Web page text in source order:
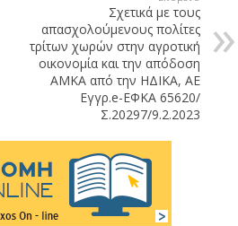
Σχετικά με τους
απασχολούμενους πολίτες
τρίτων χωρών στην αγροτική
οικονομία και την απόδοση
ΑΜΚΑ από την ΗΔΙΚΑ, ΑΕ
Εγγρ.e-ΕΦΚΑ 65620/
Σ.20297/9.2.2023